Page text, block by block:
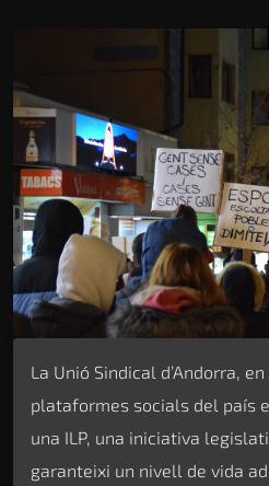
La Unió Sindical d’Andorra,
plataformes socials del país
una ILP, una iniciativa
garanteixi un nivell de vida